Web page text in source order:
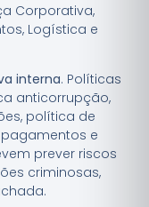
Corporativa,
Logística e
interna. Políticas
anticorrupção,
política de
e
prever riscos
criminosas,